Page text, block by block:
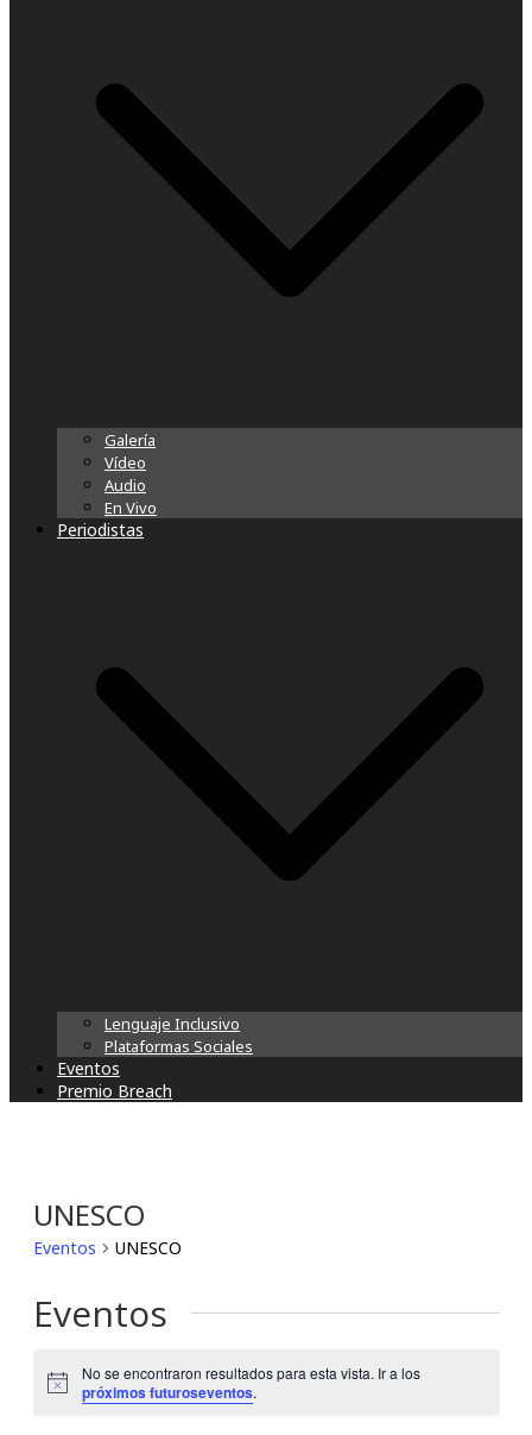
Galería
Vídeo
Audio
En Vivo
Periodistas
Lenguaje Inclusivo
Plataformas Sociales
Eventos
Premio Breach
UNESCO
Eventos UNESCO
Eventos
Notice
No se encontraron resultados para esta vista. Ir a los
próximos futuroseventos.